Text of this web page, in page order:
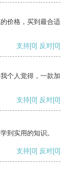
价格，买到最合适
支持[0] 反对[0]
个人觉得，一款加
支持[0] 反对[0]
到实用的知识。
支持[0] 反对[0]